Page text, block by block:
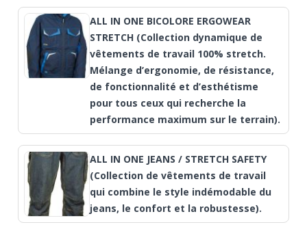
ALL IN ONE BICOLORE ERGOWEAR
STRETCH (Collection dynamique de
vêtements de travail 100% stretch.
Mélange d’ergonomie, de résistance,
de fonctionnalité et d’esthétisme
pour tous ceux qui recherche la
performance maximum sur le terrain).
ALL IN ONE JEANS / STRETCH SAFETY
(Collection de vêtements de travail
qui combine le style indémodable du
jeans, le confort et la robustesse).